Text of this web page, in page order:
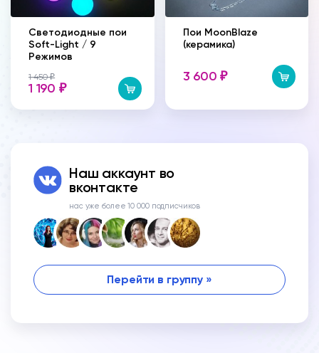
Светодиодные пои
Soft-Light / 9
Режимов
1 450₽
1 190 ₽
Пои MoonBlaze
(керамика)
3 600₽
Наш аккаунт во
вконтакте
нас уже более 10 000 подписчиков
Перейти в группу »